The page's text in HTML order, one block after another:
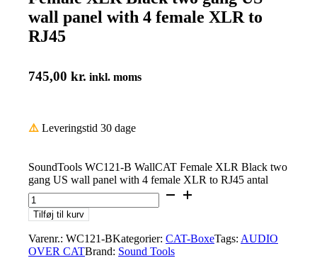
wall panel with 4 female XLR to
RJ45
745,00 kr. inkl. moms
⚠️ Leveringstid 30 dage
SoundTools WC121-B WallCAT Female XLR Black two
gang US wall panel with 4 female XLR to RJ45 antal
Tilføj til kurv
Varenr.: WC121-BKategorier: CAT-BoxeTags: AUDIO
OVER CATBrand: Sound Tools